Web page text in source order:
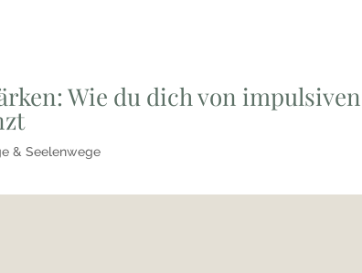
Wie du dich von
& Seelenwege